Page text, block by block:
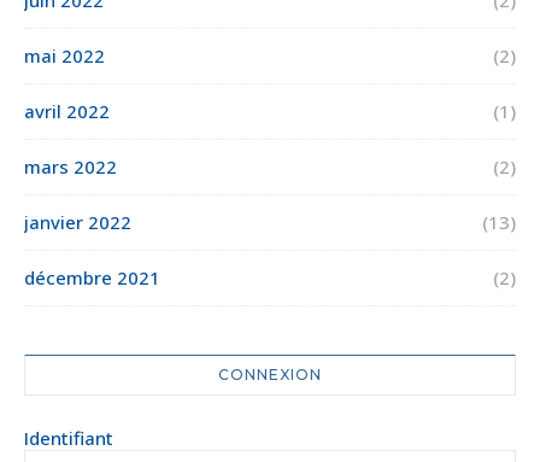
mai 2022 (2)
avril 2022 (1)
mars 2022 (2)
janvier 2022 (13)
décembre 2021 (2)
CONNEXION
Identifiant